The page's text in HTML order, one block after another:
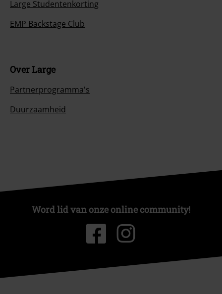
Large Studentenkorting
EMP Backstage Club
Over Large
Partnerprogramma's
Duurzaamheid
Word lid van onze online community!